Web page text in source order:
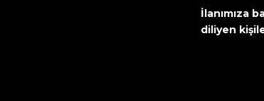
İlanımıza
diliyen